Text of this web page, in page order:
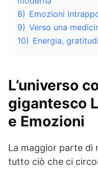
8) Emozioni
9) Verso una
10) Energia,
L’universo
gigantesco
e Emozioni
La maggior parte di
tutto ciò che ci